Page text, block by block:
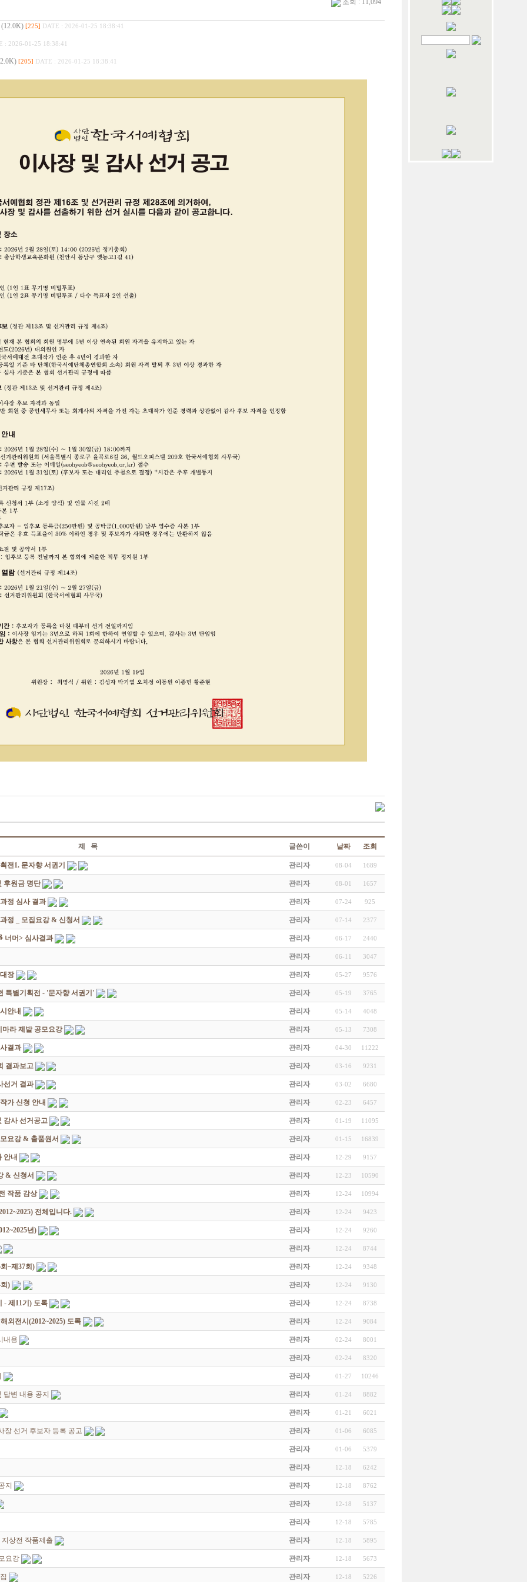
조회 : 11,094
[225] DATE : 2026-01-25 18:38:41
: 2026-01-25 18:38:41
[205] DATE : 2026-01-25 18:38:41
제 목 글쓴이 날짜 조회
전1. 문자향 서권기 관리자 08-04 1689
후원금 명단 관리자 08-01 1657
정 심사 결과 관리자 07-24 925
정 _ 모집요강 & 신청서 관리자 07-14 2377
너머> 심사결과 관리자 06-17 2440
관리자 06-11 3047
장 관리자 05-27 9576
특별기획전 - '문자향 서권기' 관리자 05-19 3765
안내 관리자 05-14 4048
마라 제발 공모요강 관리자 05-13 7308
결과 관리자 04-30 11222
결과보고 관리자 03-16 9231
선거 결과 관리자 03-02 6680
가 신청 안내 관리자 02-23 6457
감사 선거공고 관리자 01-19 11095
요강 & 출품원서 관리자 01-15 16839
안내 관리자 12-29 9157
& 신청서 관리자 12-23 10590
작품 감상 관리자 12-24 10994
전체입니다. 관리자 12-24 9423
년) 관리자 12-24 9260
관리자 12-24 8744
~제37회) 관리자 12-24 9348
) 관리자 12-24 9130
- 제11기) 도록 관리자 12-24 8738
외전시(2012~2025) 도록 관리자 12-24 9084
내용 관리자 02-24 8001
관리자 02-24 8320
관리자 01-27 10246
변 내용 공지 관리자 01-24 8882
관리자 01-21 6021
장 선거 후보자 등록 공고 관리자 01-06 6085
관리자 01-06 5379
관리자 12-18 6242
지 관리자 12-18 8762
관리자 12-18 5137
관리자 12-18 5785
상전 작품제출 관리자 12-18 5895
요강 관리자 12-18 5673
관리자 12-18 5226